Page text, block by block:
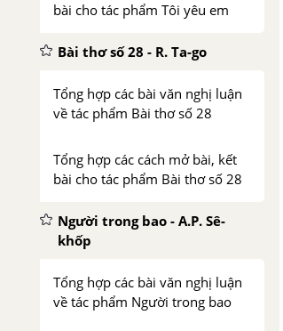
bài cho tác phẩm Tôi yêu em
Bài thơ số 28 - R. Ta-go
Tổng hợp các bài văn nghị luận
về tác phẩm Bài thơ số 28
Tổng hợp các cách mở bài, kết
bài cho tác phẩm Bài thơ số 28
Người trong bao - A.P. Sê-
khốp
Tổng hợp các bài văn nghị luận
về tác phẩm Người trong bao